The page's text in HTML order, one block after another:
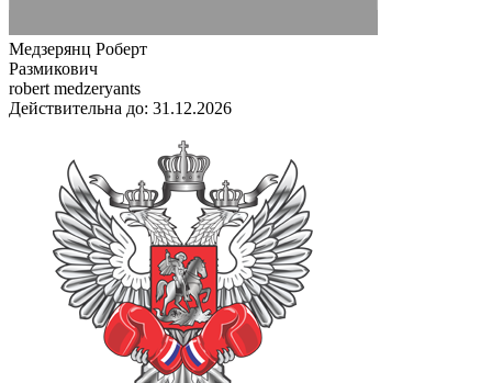
Медзерянц Роберт
Размикович
robert medzeryants
Действительна до: 31.12.2026